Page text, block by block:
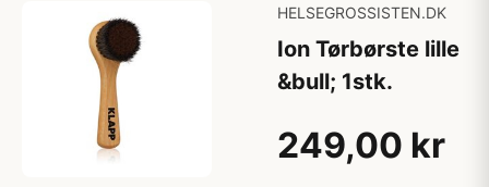
HELSEGROSSISTEN.DK
Ion Tørbørste lille
&bull; 1stk.
249,00 kr